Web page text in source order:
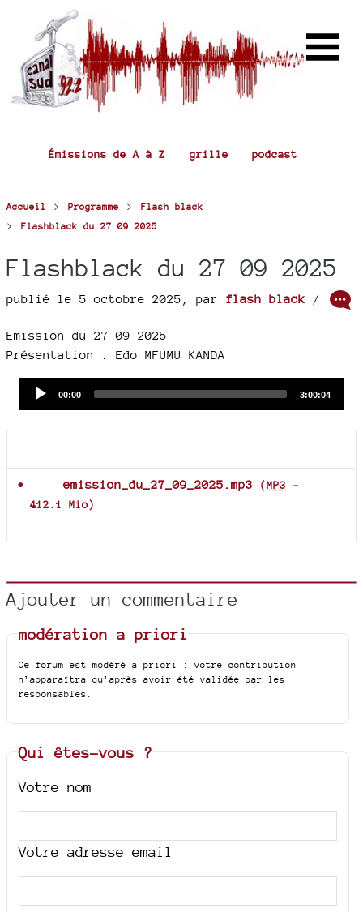
Émissions de A à Z grille podcast
Accueil > Programme > Flash black
> Flashblack du 27 09 2025
Flashblack du 27 09 2025
publié le 5 octobre 2025 par flash black /
Emission du 27 09 2025
Présentation : Edo MFUMU KANDA
Current
00:00
Total
3:00:04
emission_du_27_09_2025.mp3 (MP3 -
412.1 Mio)
Ajouter un commentaire
modération a priori
Ce forum est modéré a priori : votre contribution
n’apparaîtra qu’après avoir été validée par les
responsables.
Qui êtes-vous ?
Votre nom
Votre adresse email